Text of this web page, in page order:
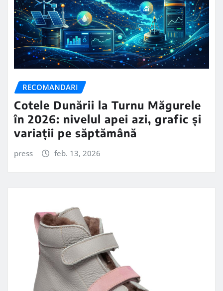
RECOMANDARI
Cotele Dunării la Turnu Măgurele
în 2026: nivelul apei azi, grafic și
variații pe săptămână
press feb. 13, 2026